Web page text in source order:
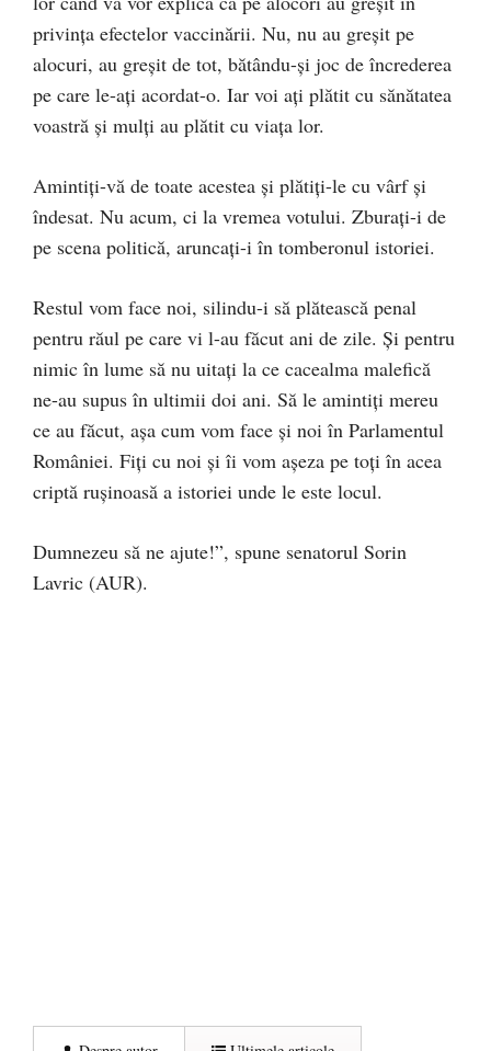
privința efectelor vaccinării. Nu, nu au greșit pe
alocuri, au greșit de tot, bătându-și joc de încrederea
pe care le-ați acordat-o. Iar voi ați plătit cu sănătatea
voastră și mulți au plătit cu viața lor.
Amintiți-vă de toate acestea și plătiți-le cu vârf și
îndesat. Nu acum, ci la vremea votului. Zburați-i de
pe scena politică, aruncați-i în tomberonul istoriei.
Restul vom face noi, silindu-i să plătească penal
pentru răul pe care vi l-au făcut ani de zile. Și pentru
nimic în lume să nu uitați la ce cacealma malefică
ne-au supus în ultimii doi ani. Să le amintiți mereu
ce au făcut, așa cum vom face și noi în Parlamentul
României. Fiți cu noi și îi vom așeza pe toți în acea
criptă rușinoasă a istoriei unde le este locul.
Dumnezeu să ne ajute!”, spune senatorul Sorin
Lavric (AUR).